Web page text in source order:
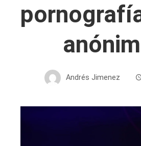
Andrés Jimenez